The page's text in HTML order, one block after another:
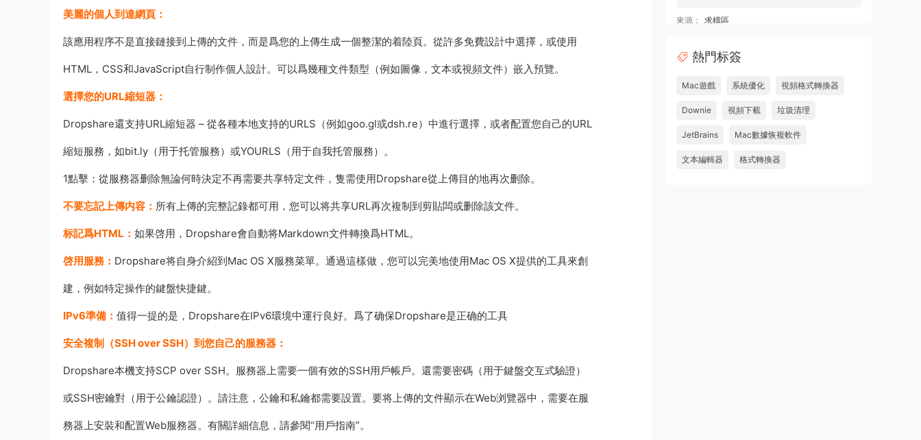
美麗的個人到達網頁：
該應用程序不是直接鏈接到上傳的文件，而是爲您的上傳生成一個整潔的着陸頁。從許多免費設計中選擇，或使用
HTML，CSS和JavaScript自行制作個人設計。可以爲幾種文件類型（例如圖像，文本或視頻文件）嵌入預覽。
選擇您的URL縮短器：
Dropshare還支持URL縮短器 – 從各種本地支持的URLS（例如goo.gl或dsh.re）中進行選擇，或者配置您自己的URL
縮短服務，如bit.ly（用于托管服務）或YOURLS（用于自我托管服務）。
1點擊：從服務器删除無論何時決定不再需要共享特定文件，隻需使用Dropshare從上傳目的地再次删除。
不要忘記上傳内容： 所有上傳的完整記錄都可用，您可以将共享URL再次複制到剪貼闆或删除該文件。
标記爲HTML： 如果啓用，Dropshare會自動将Markdown文件轉換爲HTML。
啓用服務： Dropshare将自身介紹到Mac OS X服務菜單。通過這樣做，您可以完美地使用Mac OS X提供的工具來創
建，例如特定操作的鍵盤快捷鍵。
IPv6準備： 值得一提的是，Dropshare在IPv6環境中運行良好。爲了确保Dropshare是正确的工具
安全複制（SSH over SSH）到您自己的服務器：
Dropshare本機支持SCP over SSH。服務器上需要一個有效的SSH用戶帳戶。還需要密碼（用于鍵盤交互式驗證）
或SSH密鑰對（用于公鑰認證）。請注意，公鑰和私鑰都需要設置。要将上傳的文件顯示在Web浏覽器中，需要在服
務器上安裝和配置Web服務器。有關詳細信息，請參閱“用戶指南”。
來源： 求檔區
admin • 2026-08-06
Pro v26.3.0 ARM [MacSKY].dmg等2個文
中文破解版 PR2026 強大視頻編輯軟件
u262113823826 • 2026-08-06
熱門标簽
Mac遊戲 系統優化 視頻格式轉換器
Downie 視頻下載 垃圾清理
JetBrains Mac數據恢複軟件
文本編輯器 格式轉換器